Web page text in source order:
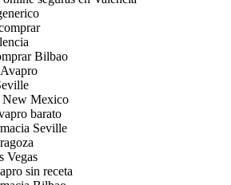
Bilbao
New Mexico
barato
Seville
Vegas
sin receta